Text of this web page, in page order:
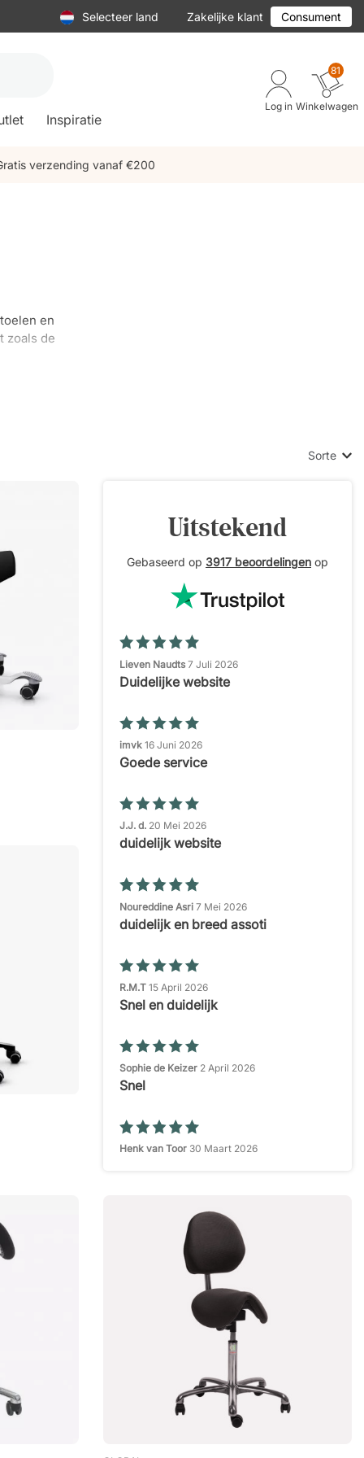
Selecteer land Zakelijke klant Consument
Inspiratie
Log in
81
Winkelwagen
verzending vanaf €200
en
zoals de
voert DPJ
Sorte
Uitstekend
Gebaseerd op 3917 beoordelingen op
Lieven Naudts 7 Juli 2026
Duidelijke website
imvk 16 Juni 2026
Goede service
J.J. d. 20 Mei 2026
duidelijk website
Noureddine Asri 7 Mei 2026
duidelijk en breed assoti
R.M.T 15 April 2026
Snel en duidelijk
Sophie de Keizer 2 April 2026
Snel
Henk van Toor 30 Maart 2026
21 Maart 2026
Super overzichtelijk
16 Maart 2026
duidelijke website
Richard de Bruijn 15 Maart 2026
duidelijke makkelijke site .